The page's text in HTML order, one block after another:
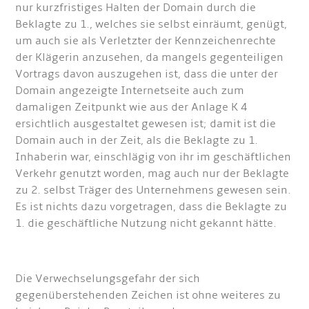
nur kurzfristiges Halten der Domain durch die
Beklagte zu 1., welches sie selbst einräumt, genügt,
um auch sie als Verletzter der Kennzeichenrechte
der Klägerin anzusehen, da mangels gegenteiligen
Vortrags davon auszugehen ist, dass die unter der
Domain angezeigte Internetseite auch zum
damaligen Zeitpunkt wie aus der Anlage K 4
ersichtlich ausgestaltet gewesen ist; damit ist die
Domain auch in der Zeit, als die Beklagte zu 1.
Inhaberin war, einschlägig von ihr im geschäftlichen
Verkehr genutzt worden, mag auch nur der Beklagte
zu 2. selbst Träger des Unternehmens gewesen sein.
Es ist nichts dazu vorgetragen, dass die Beklagte zu
1. die geschäftliche Nutzung nicht gekannt hätte.
Die Verwechselungsgefahr der sich
gegenüberstehenden Zeichen ist ohne weiteres zu